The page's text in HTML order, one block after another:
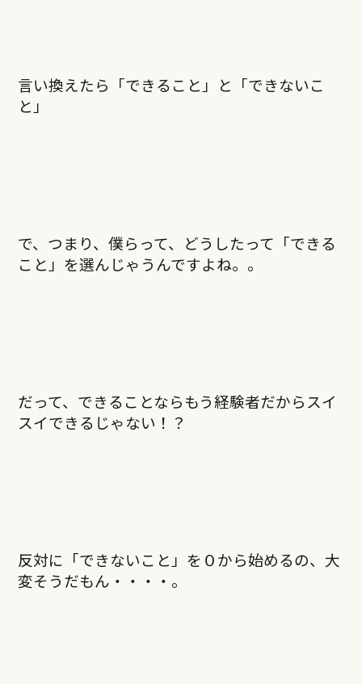
言い換えたら「できること」と「できないこ
と」
で、つまり、僕らって、どうしたって「できる
こと」を選んじゃうんですよね。。
だって、できることならもう経験者だからスイ
スイできるじゃない！？
反対に「できないこと」を０から始めるの、大
変そうだもん・・・・。